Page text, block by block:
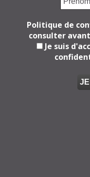
Politique de
consulter
Je suis